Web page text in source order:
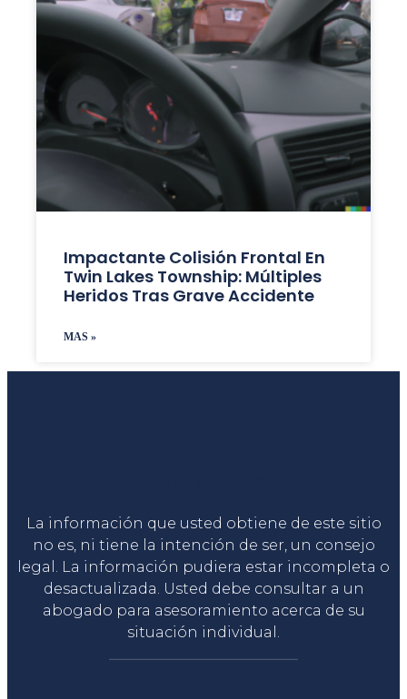
Impactante Colisión Frontal En
Twin Lakes Township: Múltiples
Heridos Tras Grave Accidente
MAS »
La información que usted obtiene de este sitio
no es, ni tiene la intención de ser, un consejo
legal. La información pudiera estar incompleta o
desactualizada. Usted debe consultar a un
abogado para asesoramiento acerca de su
situación individual.